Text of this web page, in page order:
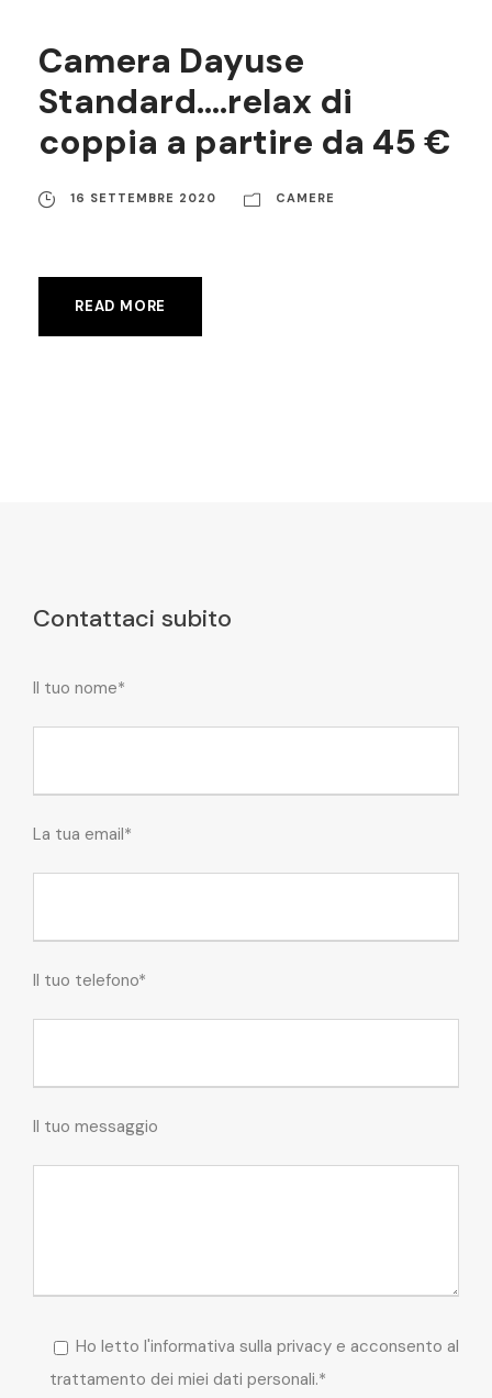
Camera Dayuse
Standard….relax di
coppia a partire da 45 €
16 SETTEMBRE 2020 CAMERE
READ MORE
Contattaci subito
Il tuo nome*
La tua email*
Il tuo telefono*
Il tuo messaggio
Ho letto l'informativa sulla privacy e acconsento al
trattamento dei miei dati personali.*